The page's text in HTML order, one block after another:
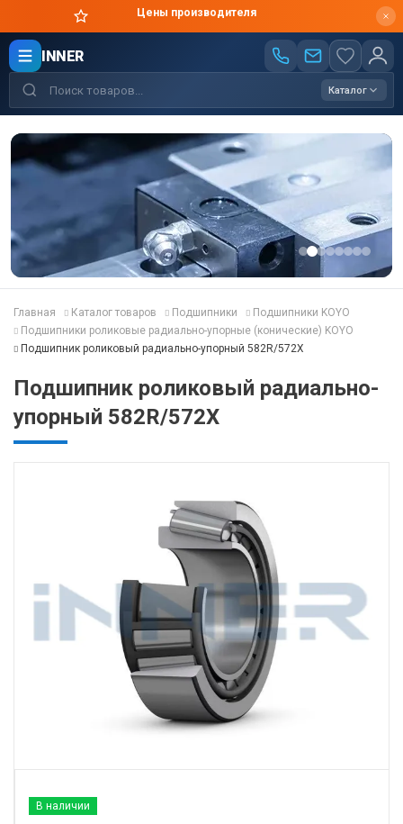
Цены производителя
INNER
Каталог
Главная Каталог товаров Подшипники
Подшипники KOYO
Подшипники роликовые радиально-упорные (конические) KOYO
Подшипник роликовый радиально-упорный 582R/572X
Подшипник роликовый радиально-
упорный 582R/572X
В наличии